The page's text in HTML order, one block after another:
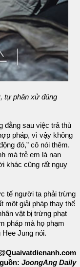
tự phân xử đúng
đằng sau việc trả thù
pháp, vì vậy không
đó,” cô nói thêm.
mà trẻ em là nạn
khác cũng rất nguy
tế người ta phải trừng
một giải pháp thay thế
vật bị trừng phạt
pháp mà họ phạm
Hee Jung nói.
JoongAng Daily